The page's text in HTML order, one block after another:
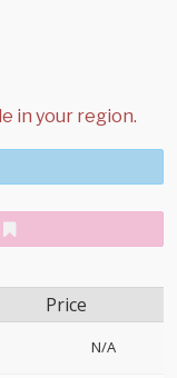
Price
N/A